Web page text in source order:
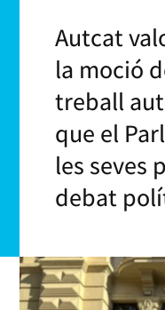
Autcat
la moció
treball
que el
les seves
debat